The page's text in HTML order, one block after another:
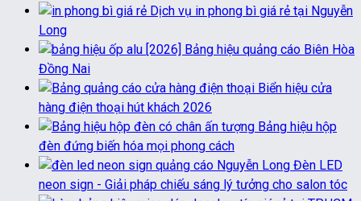
Dịch vụ in phong bì giá rẻ tại Nguyễn
Long
[2026] Bảng hiệu quảng cáo Biên Hòa
Đồng Nai
Biển hiệu cửa
hàng điện thoại hút khách 2026
Bảng hiệu hộp
đèn đứng biến hóa mọi phong cách
Đèn LED
neon sign - Giải pháp chiếu sáng lý tưởng cho salon tóc